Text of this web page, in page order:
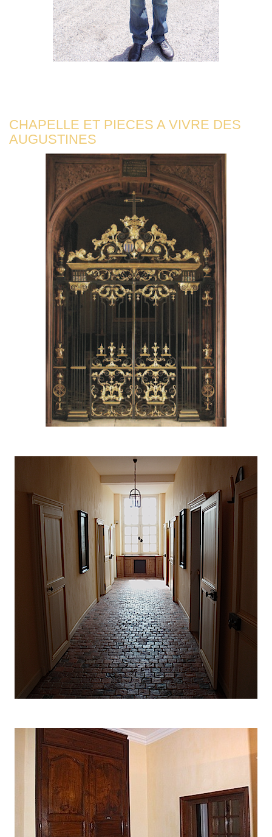
CHAPELLE ET PIECES A VIVRE DES
AUGUSTINES